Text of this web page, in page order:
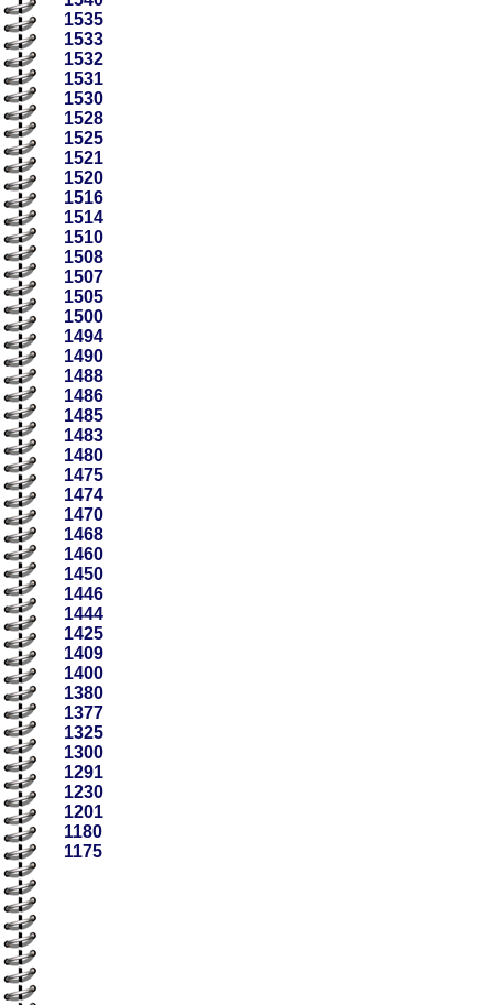
1535
1533
1532
1531
1530
1528
1525
1521
1520
1516
1514
1510
1508
1507
1505
1500
1494
1490
1488
1486
1485
1483
1480
1475
1474
1470
1468
1460
1450
1446
1444
1425
1409
1400
1380
1377
1325
1300
1291
1230
1201
1180
1175